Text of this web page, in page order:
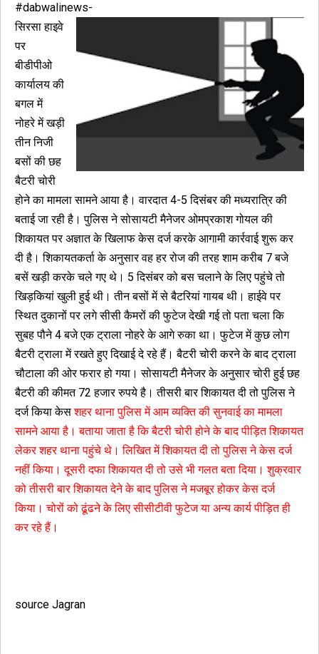
#dabwalinews-
सिरसा हाइवे
पर
बीडीपीओ
कार्यालय की
बगल में
नोहरे में खड़ी
तीन निजी
बसों की छह
बैटरी चोरी
होने का मामला सामने आया है। वारदात 4-5 दिसंबर की मध्यरात्रि की
बताई जा रही है। पुलिस ने सोसायटी मैनेजर ओमप्रकाश गोयल की
शिकायत पर अज्ञात के खिलाफ केस दर्ज करके आगामी कार्रवाई शुरू कर
दी है। शिकायतकर्ता के अनुसार वह हर रोज की तरह शाम करीब 7 बजे
बसें खड़ी करके चले गए थे। 5 दिसंबर को बस चलाने के लिए पहुंचे तो
खिड़कियां खुली हुई थी। तीन बसों में से बैटरियां गायब थी। हाईवे पर
स्थित दुकानों पर लगे सीसी कैमरों की फुटेज देखी गई तो पता चला कि
सुबह पौने 4 बजे एक ट्राला नोहरे के आगे रुका था। फुटेज में कुछ लोग
बैटरी ट्राला में रखते हुए दिखाई दे रहे हैं। बैटरी चोरी करने के बाद ट्राला
चौटाला की ओर फरार हो गया। सोसायटी मैनेजर के अनुसार चोरी हुई छह
बैटरी की कीमत 72 हजार रुपये है। तीसरी बार शिकायत दी तो पुलिस ने
दर्ज किया केसशहर थाना पुलिस में आम व्यक्ति की सुनवाई का मामला
सामने आया है। बताया जाता है कि बैटरी चोरी होने के बाद पीड़ित शिकायत
लेकर शहर थाना पहुंचे थे। लिखित में शिकायत दी तो पुलिस ने केस दर्ज
नहीं किया। दूसरी दफा शिकायत दी तो उसे भी गलत बता दिया। शुक्रवार
को तीसरी बार शिकायत देने के बाद पुलिस ने मजबूर होकर केस दर्ज
किया। चोरों को ढूंढने के लिए सीसीटीवी फुटेज या अन्य कार्य पीड़ित ही
कर रहे हैं।
source Jagran